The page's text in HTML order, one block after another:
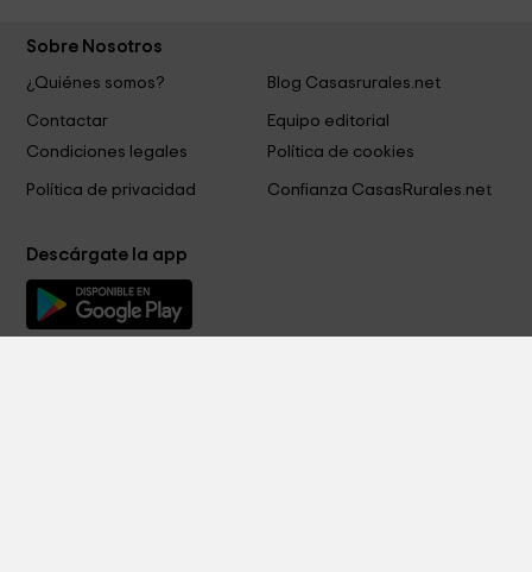
Sobre Nosotros
¿Quiénes somos?
Blog Casasrurales.net
Contactar
Equipo editorial
Condiciones legales
Política de cookies
Política de privacidad Confianza CasasRurales.net
Descárgate la app